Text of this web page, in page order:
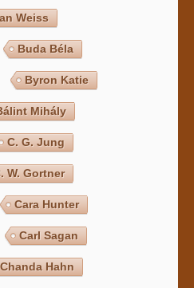
Weiss
Buda Béla
Byron Katie
Mihály
C. G. Jung
W. Gortner
Cara Hunter
Carl Sagan
Chanda Hahn